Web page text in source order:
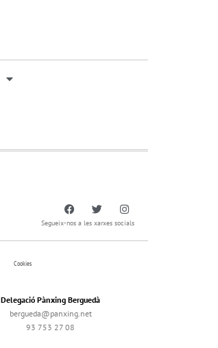
Segueix-nos a les xarxes socials
Cookies
Delegació Pànxing Berguedà
bergueda@panxing.net
93 753 27 08